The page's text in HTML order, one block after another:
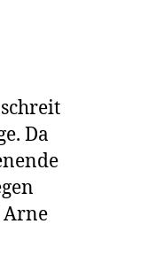
Da
Arne